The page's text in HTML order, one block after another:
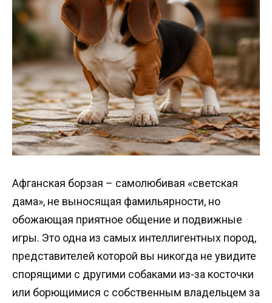
Афганская борзая – самолюбивая «светская
дама», не выносящая фамильярности, но
обожающая приятное общение и подвижные
игры. Это одна из самых интеллигентных пород,
представителей которой вы никогда не увидите
спорящими с другими собаками из-за косточки
или борющимися с собственным владельцем за